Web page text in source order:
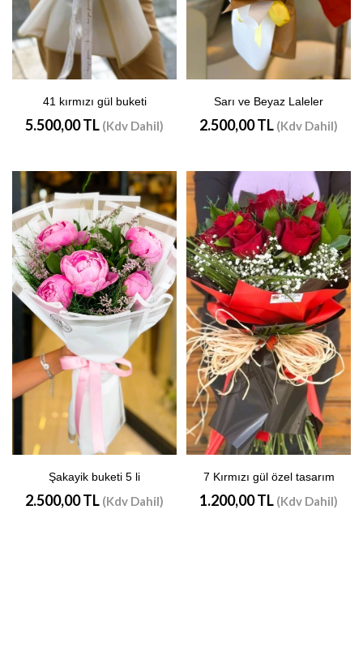
41 kırmızı gül buketi
5.500,00 TL (Kdv Dahil)
Sarı ve Beyaz Laleler
2.500,00 TL (Kdv Dahil)
Şakayik buketi 5 li
2.500,00 TL (Kdv Dahil)
7 Kırmızı gül özel tasarım
1.200,00 TL (Kdv Dahil)